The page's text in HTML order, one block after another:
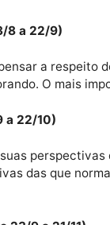
seria um
7 a 22/8)
bons